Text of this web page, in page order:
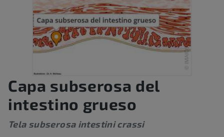
Capa subserosa del
intestino grueso
Tela subserosa intestini crassi